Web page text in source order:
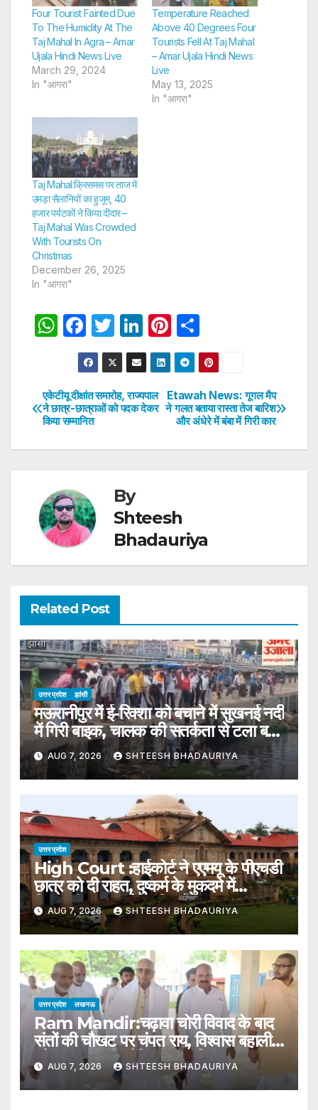
Four Tourist Fainted Due
To The Humidity At The
Taj Mahal In Agra – Amar
Ujala Hindi News Live
March 29, 2024
In "आगरा"
Temperature Reached
Above 40 Degrees Four
Tourists Fell At Taj Mahal
– Amar Ujala Hindi News
Live
May 13, 2025
In "आगरा"
Taj Mahal:क्रिसमस पर ताज में
उमड़ा सैलानियों का हुजूम, 40
हजार पर्यटकों ने किया दीदार –
Taj Mahal Was Crowded
With Tourists On
Christmas
December 26, 2025
In "आगरा"
W
s
A
F
a
c
e
b
T
w
itt
er
Li
n
k
e
dI
Pi
nt
er
e
st
h
ar
e
Post
navigation
Etawah News: गूगल मैप
ने गलत बताया रास्ता तेज बारिश
और अंधेरे में बंबा में गिरी कार
एकेटीयू दीक्षांत समारोह, राज्यपाल
ने छात्र-छात्राओं को पदक देकर
किया सम्मानित
By
Shteesh
Bhadauriya
Related Post
उत्तर प्रदेश झांसी
मऊरानीपुर में ई-रिक्शा को बचाने में सुखनई नदी
में गिरी बाइक, चालक की सतर्कता से टला बड़ा
हादसा
AUG 7, 2026 SHTEESH BHADAURIYA
उत्तर प्रदेश
High Court :हाईकोर्ट ने एएमयू के पीएचडी
छात्र को दी राहत, दुष्कर्म के मुकदमे में
गिरफ्तारी पर लगाई अंतरिम रोक – High
Court Grants Relief To Amu
Phd Student; Stays Arrest In
Case.
AUG 7, 2026 SHTEESH BHADAURIYA
उत्तर प्रदेश लखनऊ
Ram Mandir:चढ़ावा चोरी विवाद के बाद
संतों की चौखट पर चंपत राय, विश्वास बहाली
और समन्वय की कोशिश का अभियान –
Champat Rai Visits Seers
Following Ram Mandir
AUG 7, 2026 SHTEESH BHADAURIYA